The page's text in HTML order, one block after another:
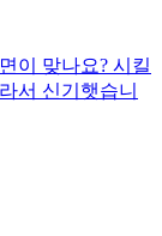
이 맞나요? 시킬
서 신기햇습니